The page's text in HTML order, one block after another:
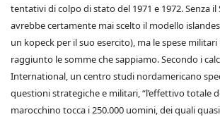
tentativi di colpo di stato del 1971 e 1972. Senza
avrebbe certamente mai scelto il modello
un kopeck per il suo esercito), ma le spese
raggiunto le somme che sappiamo. Secondo i
International, un centro studi nordamericano
questioni strategiche e militari, “l’effettivo totale
marocchino tocca i 250.000 uomini, dei quali